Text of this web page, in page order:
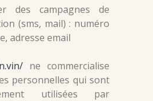
des campagnes de
(sms, mail) : numéro
adresse email
ne commercialise
personnelles qui sont
utilisées par